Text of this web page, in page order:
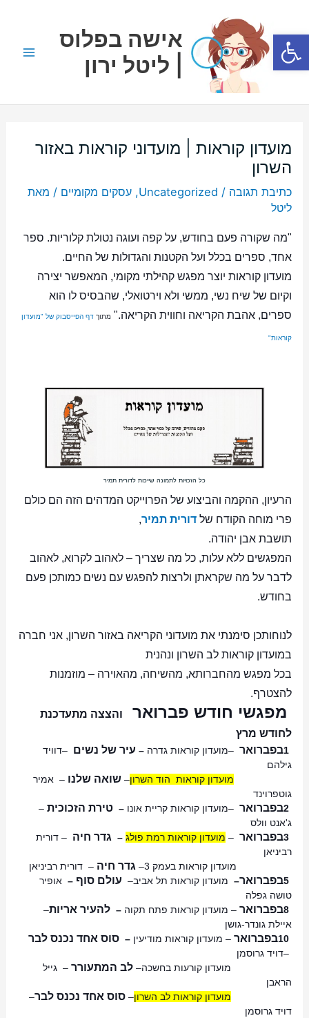
פתח סרגל נגישות
אישה בפלוס
| ליטל ירון
מועדון קוראות | מועדוני קוראות באזור
השרון
כתיבת תגובה /
Uncategorized
,עסקים מקומיים / מאת
ליטל
"מה שקורה פעם בחודש, על קפה ועוגה נטולת קלוריות. ספר
אחד, ספרים בכלל ועל הקטנות והגדולות של החיים.
מועדון קוראות יוצר מפגש קהילתי מקומי, המאפשר יצירה
וקיום של שיח נשי, ממשי ולא וירטואלי, שהבסיס לו הוא
ספרים, אהבת הקריאה וחווית הקריאה." מתוךדף הפייסבוק של "מועדון
קוראות"
כל הזכויות לתמונה שייכות לדורית תמיר
הרעיון, ההקמה והביצוע של הפרוייקט המדהים הזה הם כולם
פרי מוחה הקודח שלדורית תמיר,
תושבת אבן יהודה.
המפגשים ללא עלות, כל מה שצריך – לאהוב לקרוא, לאהוב
לדבר על מה שקראתן ולרצות להפגש עם נשים כמותכן פעם
בחודש.
לנוחותכן סימנתי את מועדוני הקריאה באזור השרון, אני חברה
במועדון קוראות לב השרון ונהנית
בכל מפגש מהחברותא, מהשיחה, מהאוירה – מוזמנות
להצטרף.
מפגשי חודש פברואר
והצצה מתעדכנת
לחודש מרץ
1בפברואר –מועדון קוראות גדרה – עיר של נשים –דוויד
גילהם
מועדון קוראות הוד השרון– שואה שלנו –אמיר
גוטפרוינד
2בפברואר –מועדון קוראות קריית אונו – טירת הזכוכית –
ג'אנט וולס
3בפברואר – מועדון קוראות רמת פולג – גדר חיה –דורית
רביניאן
מועדון קוראות בעמק 3
– גדר חיה –דורית רביניאן
5בפברואר– מועדון קוראות תל אביב– עולם סוף –אופיר
טושה גפלה
8בפברואר – מועדון קוראות פתח תקוה –להעיר אריות–
איילת גונדר-גושן
10בפברואר – מועדון קוראות מודיעין –סוס אחד נכנס לבר
–דויד גרוסמן
מועדון קורעות בחשכה– לב המתעורר –גייל
הראבן
מועדון קוראות לב השרון– סוס אחד נכנס לבר–
דויד גרוסמן